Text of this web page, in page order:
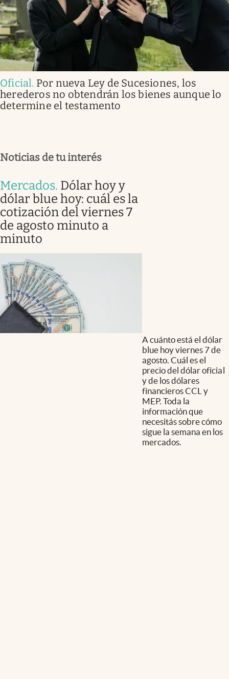
Oficial. Por nueva Ley de Sucesiones, los
herederos no obtendrán los bienes aunque lo
determine el testamento
Noticias de tu interés
Mercados. Dólar hoy y
dólar blue hoy: cuál es la
cotización del viernes 7
de agosto minuto a
minuto
A cuánto está el dólar
blue hoy viernes 7 de
agosto. Cuál es el
precio del dólar oficial
y de los dólares
financieros CCL y
MEP. Toda la
información que
necesitás sobre cómo
sigue la semana en los
mercados.